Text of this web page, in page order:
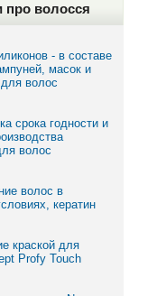
246 ₴
об'єму тонк...
про волосся
- в составе
масок и
волос
срока годности и
волос
волос в
кератин
краской для
Profy Touch